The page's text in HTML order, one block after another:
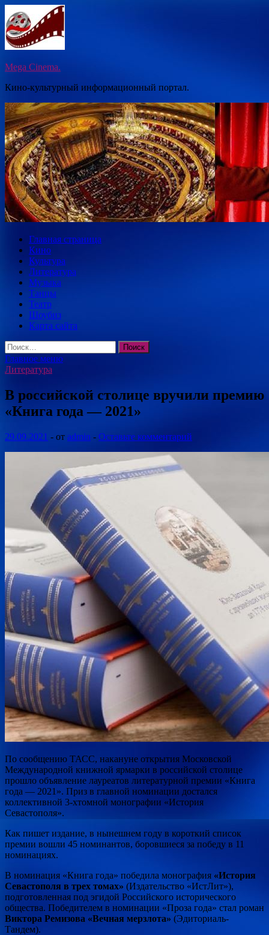
Перейти
к
содержимому
Mega Cinema.
Кино-культурный информационный портал.
Главная страница
Кино
Культура
Литература
Музыка
Танцы
Театр
Шоубиз
Карта сайта
Найти:
Главное меню
Литература
В российской столице вручили премию
«Книга года — 2021»
29.09.2021 - от admin - Оставьте комментарий
По сообщению ТАСС, накануне открытия Московской
Международной книжной ярмарки в российской столице
прошло объявление лауреатов литературной премии «Книга
года — 2021». Приз в главной номинации достался
коллективной 3-хтомной монографии «История
Севастополя».
Как пишет издание, в нынешнем году в короткий список
премии вошли 45 номинантов, боровшиеся за победу в 11
номинациях.
В номинация «Книга года» победила монография «История
Севастополя в трех томах» (Издательство «ИстЛит»),
подготовленная под эгидой Российского исторического
общества. Победителем в номинации «Проза года» стал роман
Виктора Ремизова «Вечная мерзлота» (Эдиториаль-
Тандем).